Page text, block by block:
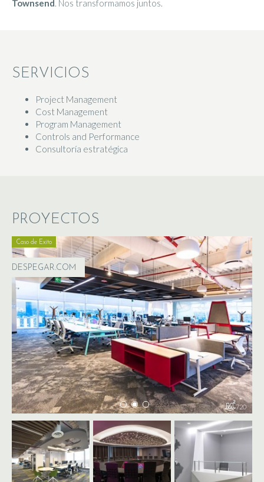
Townsend. Nos transformamos juntos.
SERVICIOS
Project Management
Cost Management
Program Management
Controls and Performance
Consultoría estratégica
PROYECTOS
DESPEGAR.COM
720
Caso de Exito